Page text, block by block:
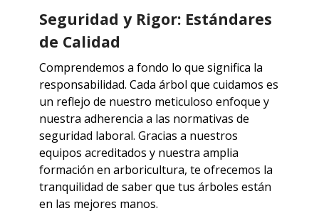
Seguridad y Rigor: Estándares
de Calidad
Comprendemos a fondo lo que significa la
responsabilidad. Cada árbol que cuidamos es
un reflejo de nuestro meticuloso enfoque y
nuestra adherencia a las normativas de
seguridad laboral. Gracias a nuestros
equipos acreditados y nuestra amplia
formación en arboricultura, te ofrecemos la
tranquilidad de saber que tus árboles están
en las mejores manos.